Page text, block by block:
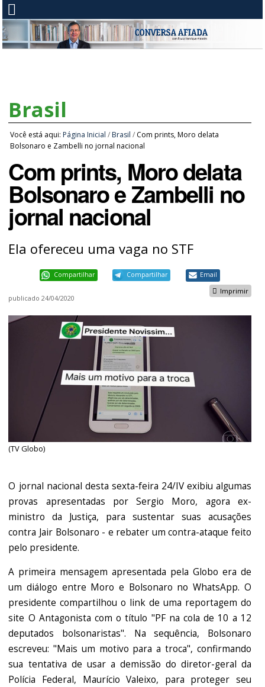
Brasil
Você está aqui: Página Inicial / Brasil / Com prints, Moro delata
Bolsonaro e Zambelli no jornal nacional
Com prints, Moro delata
Bolsonaro e Zambelli no
jornal nacional
Ela ofereceu uma vaga no STF
Compartilhar Compartilhar Email
Imprimir
publicado 24/04/2020
(TV Globo)
O jornal nacional desta sexta-feira 24/IV exibiu algumas
provas apresentadas por Sergio Moro, agora ex-
ministro da Justiça, para sustentar suas acusações
contra Jair Bolsonaro - e rebater um contra-ataque feito
pelo presidente.
A primeira mensagem apresentada pela Globo era de
um diálogo entre Moro e Bolsonaro no WhatsApp. O
presidente compartilhou o link de uma reportagem do
site O Antagonista com o título "PF na cola de 10 a 12
deputados bolsonaristas". Na sequência, Bolsonaro
escreveu: "Mais um motivo para a troca", confirmando
sua tentativa de usar a demissão do diretor-geral da
Polícia Federal, Maurício Valeixo, para proteger seu